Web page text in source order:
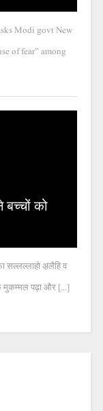
Modi govt New
of fear” among
बच्चों को
अ़लैहि व
मुकम्मल पढ़ा और [...]